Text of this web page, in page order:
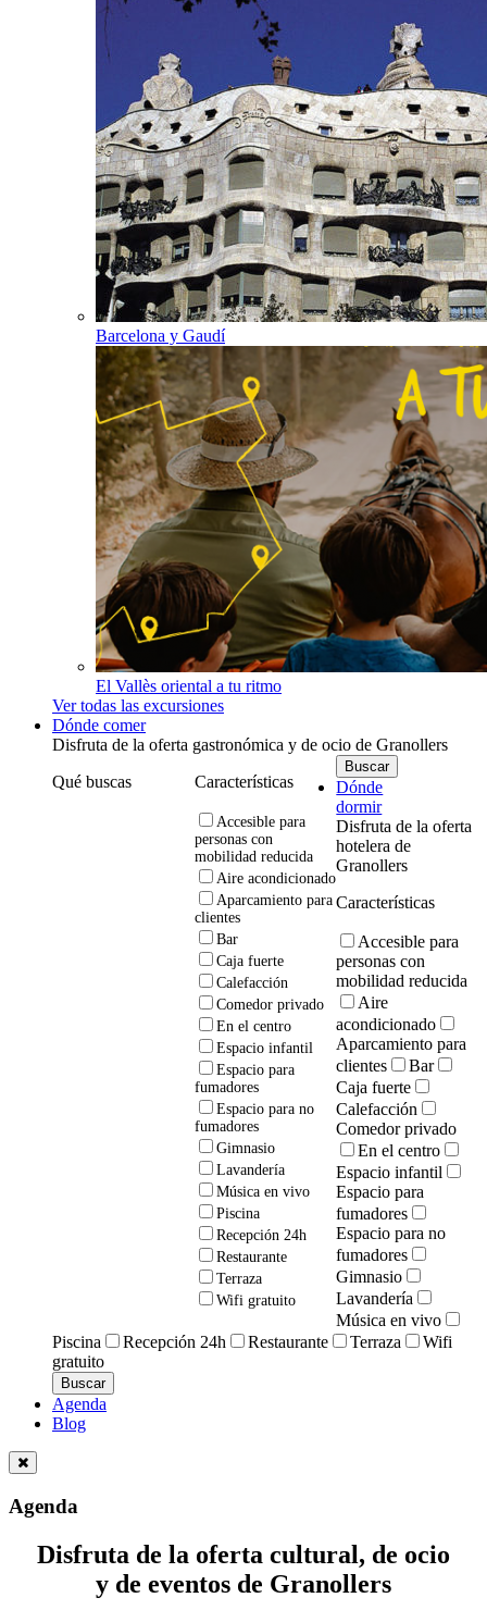
Barcelona y Gaudí
El Vallès oriental a tu ritmo
Ver todas las excursiones
Dónde comer
Disfruta de la oferta gastronómica y de ocio de Granollers
Qué buscas
Características
Accesible para
personas con
mobilidad reducida
Aire acondicionado
Aparcamiento para
clientes
Bar
Caja fuerte
Calefacción
Comedor privado
En el centro
Espacio infantil
Espacio para
fumadores
Espacio para no
fumadores
Gimnasio
Lavandería
Música en vivo
Piscina
Recepción 24h
Restaurante
Terraza
Wifi gratuito
Dónde
dormir
Disfruta de la oferta
hotelera de
Granollers
Características
Accesible para
personas con
mobilidad reducida
Aire
acondicionado
Aparcamiento para
clientes
Bar
Caja fuerte
Calefacción
Comedor privado
En el centro
Espacio infantil
Espacio para
fumadores
Espacio para no
fumadores
Gimnasio
Lavandería
Música en vivo
Piscina
Recepción 24h Restaurante Terraza
Wifi
gratuito
Agenda
Blog
Agenda
Disfruta de la oferta cultural, de ocio
y de eventos de Granollers